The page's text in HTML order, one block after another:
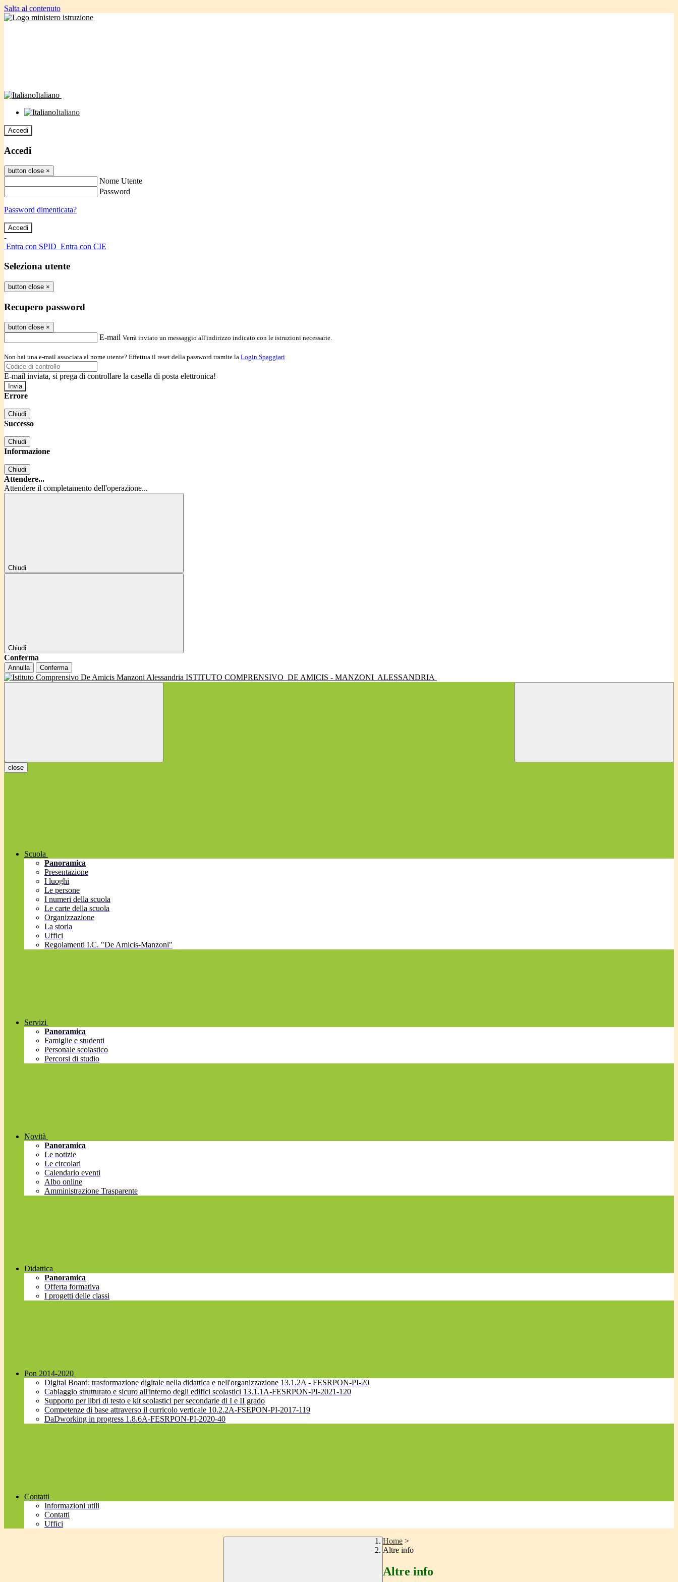
Salta al contenuto
Italiano
Italiano
Accedi
Accedi
button close ×
Nome Utente
Password
Password dimenticata?
-
Entra con SPID Entra con CIE
Seleziona utente
button close ×
Recupero password
button close ×
E-mail Verrà inviato un messaggio all'indirizzo indicato con le istruzioni necessarie.
Non hai una e-mail associata al nome utente? Effettua il reset della password tramite la Login Spaggiari
E-mail inviata, si prega di controllare la casella di posta elettronica!
Errore
Chiudi
Successo
Chiudi
Informazione
Chiudi
Attendere...
Attendere il completamento dell'operazione...
Chiudi
Chiudi
Conferma
Annulla Conferma
ISTITUTO COMPRENSIVO DE AMICIS - MANZONI ALESSANDRIA
close
Scuola
Panoramica
Presentazione
I luoghi
Le persone
I numeri della scuola
Le carte della scuola
Organizzazione
La storia
Uffici
Regolamenti I.C. "De Amicis-Manzoni"
Servizi
Panoramica
Famiglie e studenti
Personale scolastico
Percorsi di studio
Novità
Panoramica
Le notizie
Le circolari
Calendario eventi
Albo online
Amministrazione Trasparente
Didattica
Panoramica
Offerta formativa
I progetti delle classi
Pon 2014-2020
Digital Board: trasformazione digitale nella didattica e nell'organizzazione 13.1.2A - FESRPON-PI-20
Cablaggio strutturato e sicuro all'interno degli edifici scolastici 13.1.1A-FESRPON-PI-2021-120
Supporto per libri di testo e kit scolastici per secondarie di I e II grado
Competenze di base attraverso il curricolo verticale 10.2.2A-FSEPON-PI-2017-119
DaDworking in progress 1.8.6A-FESRPON-PI-2020-40
Contatti
Informazioni utili
Contatti
Uffici
Home >
Altre info
Altre info